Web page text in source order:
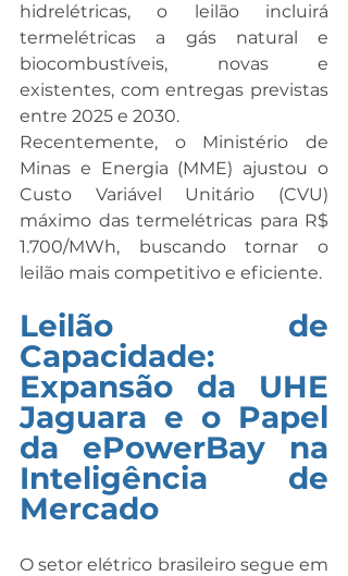
hidrelétricas, o leilão incluirá
termelétricas a gás natural e
biocombustíveis, novas e
existentes, com entregas previstas
entre 2025 e 2030.
Recentemente, o Ministério de
Minas e Energia (MME) ajustou o
Custo Variável Unitário (CVU)
máximo das termelétricas para R$
1.700/MWh, buscando tornar o
leilão mais competitivo e eficiente.
Leilão de
Capacidade:
Expansão da UHE
Jaguara e o Papel
da ePowerBay na
Inteligência de
Mercado
O setor elétrico brasileiro segue em